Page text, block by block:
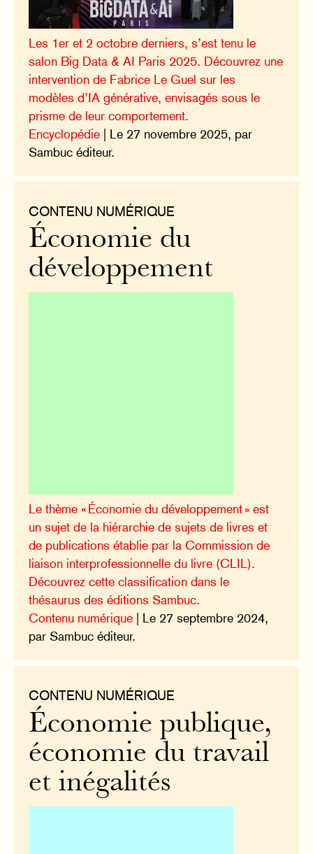
Les 1er et 2 octobre derniers, s’est tenu le
salon Big Data & AI Paris 2025. Découvrez une
intervention de Fabrice Le Guel sur les
modèles d’IA générative, envisagés sous le
prisme de leur comportement.
Encyclopédie | Le 27 novembre 2025, par
Sambuc éditeur.
CONTENU NUMÉRIQUE
Économie du
développement
Le thème « Économie du développement » est
un sujet de la hiérarchie de sujets de livres et
de publications établie par la Commission de
liaison interprofessionnelle du livre (CLIL).
Découvrez cette classification dans le
thésaurus des éditions Sambuc.
Contenu numérique | Le 27 septembre 2024,
par Sambuc éditeur.
CONTENU NUMÉRIQUE
Économie publique,
économie du travail
et inégalités